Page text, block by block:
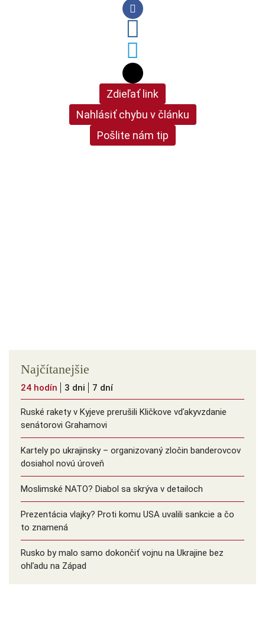
Zdieľať link
Nahlásiť chybu v článku
Pošlite nám tip
Najčítanejšie
24 hodín 3 dni 7 dní
Ruské rakety v Kyjeve prerušili Kličkove vďakyvzdanie
senátorovi Grahamovi
Kartely po ukrajinsky – organizovaný zločin banderovcov
dosiahol novú úroveň
Moslimské NATO? Diabol sa skrýva v detailoch
Prezentácia vlajky? Proti komu USA uvalili sankcie a čo
to znamená
Rusko by malo samo dokončiť vojnu na Ukrajine bez
ohľadu na Západ